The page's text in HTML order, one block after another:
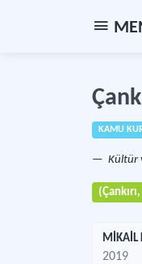
KAMU
Kültür
MİKAİL
2019